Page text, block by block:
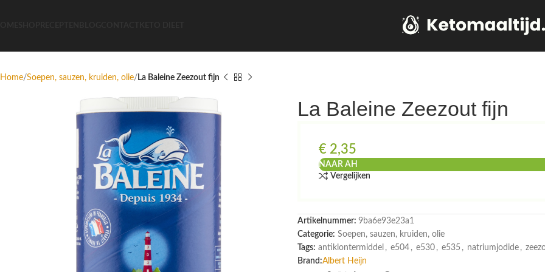
Home Soepen, sauzen, kruiden, olie La Baleine Zeezout fijn
La Baleine Zeezout fijn
€2,35
NAAR AH
Vergelijken
Artikelnummer: 9ba6e93e23a1
Categorie: Soepen, sauzen, kruiden, olie
Tags: antiklontermiddel , e504 , e530 , e535 , natriumjodide ,
Brand:Albert Heijn